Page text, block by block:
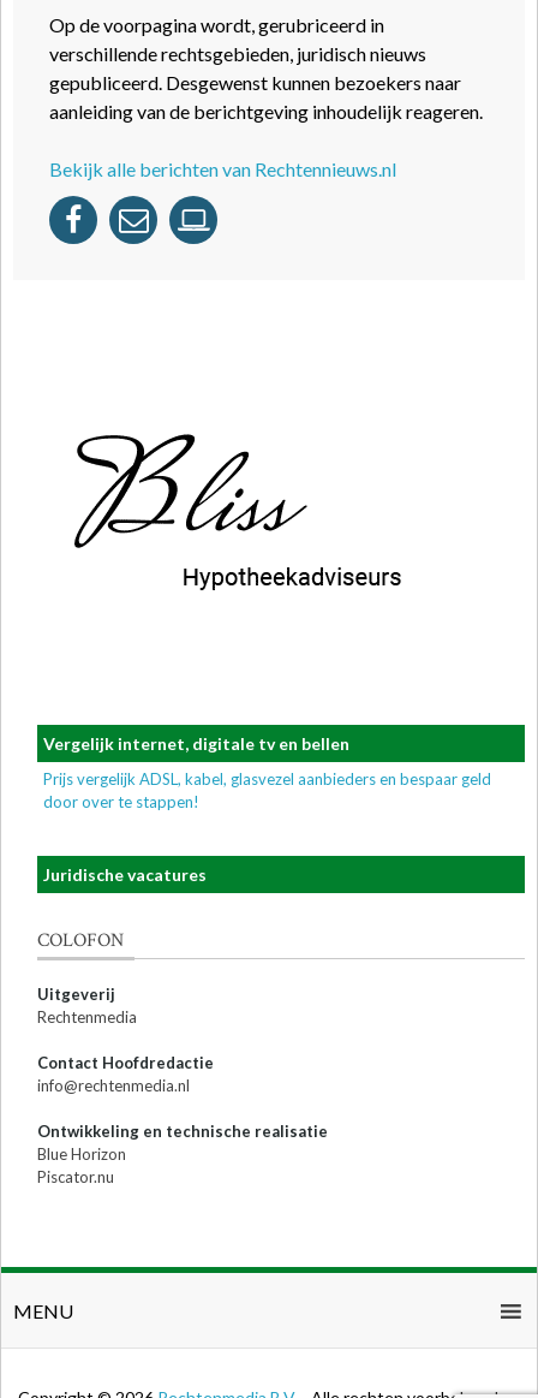
Op de voorpagina wordt, gerubriceerd in
verschillende rechtsgebieden, juridisch nieuws
gepubliceerd. Desgewenst kunnen bezoekers naar
aanleiding van de berichtgeving inhoudelijk reageren.
Bekijk alle berichten van Rechtennieuws.nl
Vergelijk internet, digitale tv en bellen
Prijs vergelijk ADSL, kabel, glasvezel aanbieders en bespaar geld
door over te stappen!
Juridische vacatures
COLOFON
Uitgeverij
Rechtenmedia
Contact Hoofdredactie
info@rechtenmedia.nl
Ontwikkeling en technische realisatie
Blue Horizon
Piscator.nu
MENU